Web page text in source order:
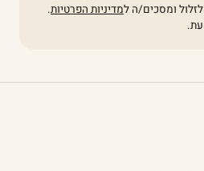
ומסכים/ה למדיניות הפרטיות.